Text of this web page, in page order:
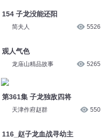
154 子龙没能还阳
简夫人 5526
观人气色
龙庙山精品故事 5265
第361集 子龙独敌四将
天津作府赵群 550
116_赵子龙血战寻幼主